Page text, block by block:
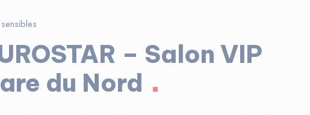
– Salon VIP
du Nord